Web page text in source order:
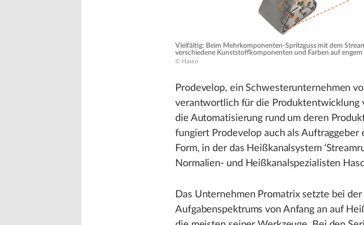
Vielfältig: Beim Mehrkomponenten-Spritzguss mit dem
verschiedene Kunststoffkomponenten und Farben auf
© Hasco
Prodevelop, ein Schwesterunternehmen
verantwortlich für die Produktentwicklung
die Automatisierung rund um deren
fungiert Prodevelop auch als
Form, in der das Heißkanalsystem
Normalien- und Heißkanalspezialisten
Das Unternehmen Promatrix setzte bei
Aufgabenspektrums von Anfang an auf